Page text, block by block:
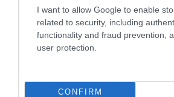
I want to allow Google to enable
related to security, including
functionality and fraud prevention,
user protection.
CONFIRM
Akár csak egy jó
Nincs ki meghallgassa?
Kérjük tiszteljen meg